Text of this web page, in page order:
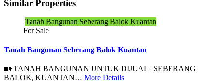
Similar Properties
Tanah Bangunan Seberang Balok Kuantan
For Sale
Tanah Bangunan Seberang Balok Kuantan
🏡 TANAH BANGUNAN UNTUK DIJUAL | SEBERANG
BALOK, KUANTAN… More Details